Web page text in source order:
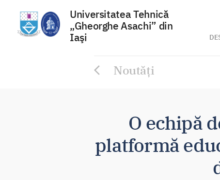
Universitatea Tehnică
„Gheorghe Asachi” din
Iaşi
Noutăți
O echipă
platformă